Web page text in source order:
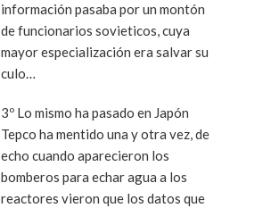
información pasaba por un montón
de funcionarios sovieticos, cuya
mayor especialización era salvar su
culo…
3º Lo mismo ha pasado en Japón
Tepco ha mentido una y otra vez, de
echo cuando aparecieron los
bomberos para echar agua a los
reactores vieron que los datos que